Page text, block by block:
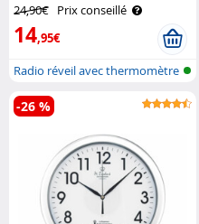
24,90€ Prix conseillé
14,95€
Radio réveil avec thermomètre
à pos..
-26 %